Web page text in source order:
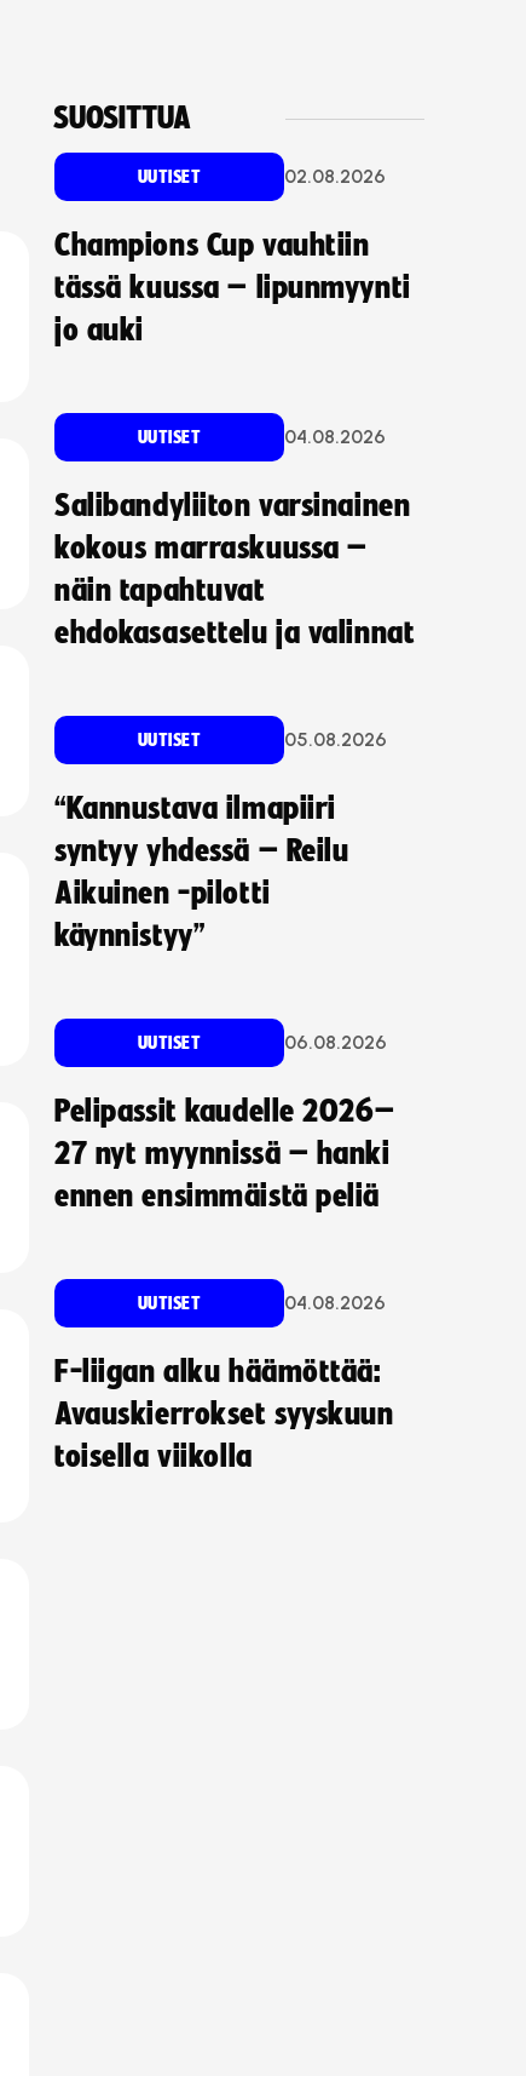
SUOSITTUA
UUTISET 02.08.2026
Champions Cup vauhtiin
tässä kuussa – lipunmyynti
jo auki
UUTISET 04.08.2026
Salibandyliiton varsinainen
kokous marraskuussa –
näin tapahtuvat
ehdokasasettelu ja valinnat
UUTISET 05.08.2026
“Kannustava ilmapiiri
syntyy yhdessä – Reilu
Aikuinen -pilotti
käynnistyy”
UUTISET 06.08.2026
Pelipassit kaudelle 2026–
27 nyt myynnissä – hanki
ennen ensimmäistä peliä
UUTISET 04.08.2026
F-liigan alku häämöttää:
Avauskierrokset syyskuun
toisella viikolla